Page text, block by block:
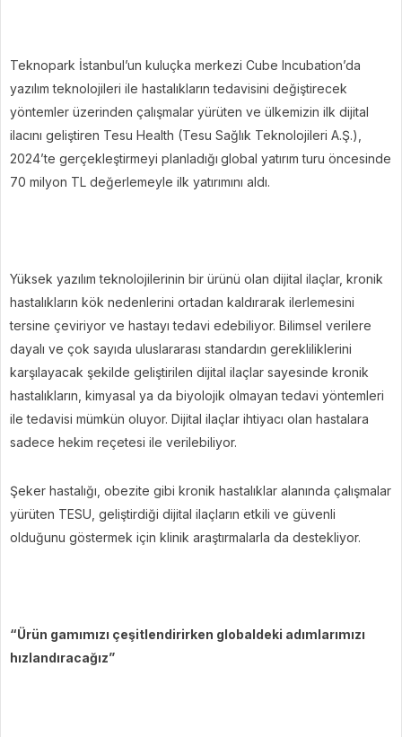
Teknopark İstanbul’un kuluçka merkezi Cube Incubation’da
yazılım teknolojileri ile hastalıkların tedavisini değiştirecek
yöntemler üzerinden çalışmalar yürüten ve ülkemizin ilk dijital
ilacını geliştiren Tesu Health (Tesu Sağlık Teknolojileri A.Ş.),
2024’te gerçekleştirmeyi planladığı global yatırım turu öncesinde
70 milyon TL değerlemeyle ilk yatırımını aldı.
Yüksek yazılım teknolojilerinin bir ürünü olan dijital ilaçlar, kronik
hastalıkların kök nedenlerini ortadan kaldırarak ilerlemesini
tersine çeviriyor ve hastayı tedavi edebiliyor. Bilimsel verilere
dayalı ve çok sayıda uluslararası standardın gerekliliklerini
karşılayacak şekilde geliştirilen dijital ilaçlar sayesinde kronik
hastalıkların, kimyasal ya da biyolojik olmayan tedavi yöntemleri
ile tedavisi mümkün oluyor. Dijital ilaçlar ihtiyacı olan hastalara
sadece hekim reçetesi ile verilebiliyor.
Şeker hastalığı, obezite gibi kronik hastalıklar alanında çalışmalar
yürüten TESU, geliştirdiği dijital ilaçların etkili ve güvenli
olduğunu göstermek için klinik araştırmalarla da destekliyor.
“Ürün gamımızı çeşitlendirirken globaldeki adımlarımızı
hızlandıracağız”